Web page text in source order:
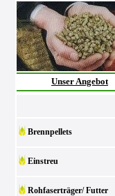
Unser Angebot
Brennpellets
Einstreu
Rohfaserträger/ Futter